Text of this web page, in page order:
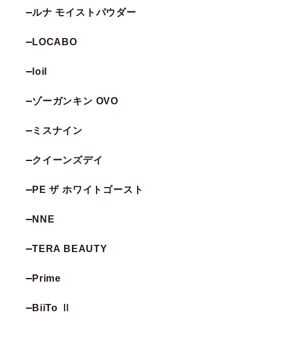
ルナ モイストパウダー
LOCABO
loil
ゾーガンキン OVO
ミスナイン
クイーンズデイ
PE ザ ホワイトゴースト
NNE
TERA BEAUTY
Prime
BiiTo Ⅱ